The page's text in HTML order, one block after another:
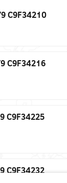
C9F34210
C9F34216
C9F34225
C9F34232